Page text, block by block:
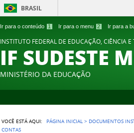
Ir para o conteúdo 1 Ir para o menu 2 Ir para a
BRASIL
INSTITUTO FEDERAL DE EDUCAÇÃO, CIÊNCIA
IF SUDESTE
MINISTÉRIO DA EDUCAÇÃO
VOCÊ ESTÁ AQUI: PÁGINA INICIAL > DOCUMENTOS
CONTAS